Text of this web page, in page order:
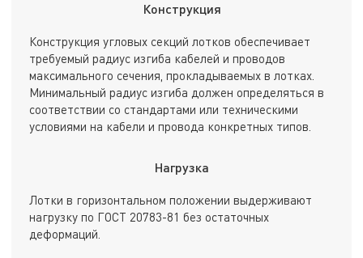
Конструкция
Конструкция угловых секций лотков обеспечивает
требуемый радиус изгиба кабелей и проводов
максимального сечения, прокладываемых в лотках.
Минимальный радиус изгиба должен определяться в
соответствии со стандартами или техническими
условиями на кабели и провода конкретных типов.
Нагрузка
Лотки в горизонтальном положении выдерживают
нагрузку по ГОСТ 20783-81 без остаточных
деформаций.